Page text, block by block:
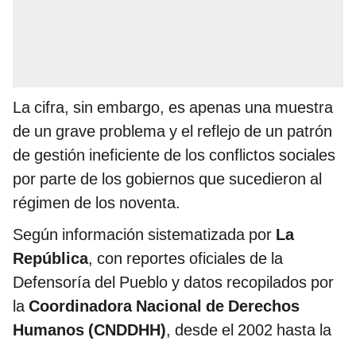
La cifra, sin embargo, es apenas una muestra
de un grave problema y el reflejo de un patrón
de gestión ineficiente de los conflictos sociales
por parte de los gobiernos que sucedieron al
régimen de los noventa.
Según información sistematizada por La
República, con reportes oficiales de la
Defensoría del Pueblo y datos recopilados por
laCoordinadora Nacional de Derechos
Humanos (CNDDHH), desde el 2002 hasta la